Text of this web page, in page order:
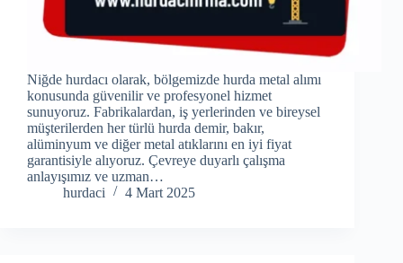
Niğde hurdacı olarak, bölgemizde hurda metal alımı
konusunda güvenilir ve profesyonel hizmet
sunuyoruz. Fabrikalardan, iş yerlerinden ve bireysel
müşterilerden her türlü hurda demir, bakır,
alüminyum ve diğer metal atıklarını en iyi fiyat
garantisiyle alıyoruz. Çevreye duyarlı çalışma
anlayışımız ve uzman…
hurdaci
4 Mart 2025